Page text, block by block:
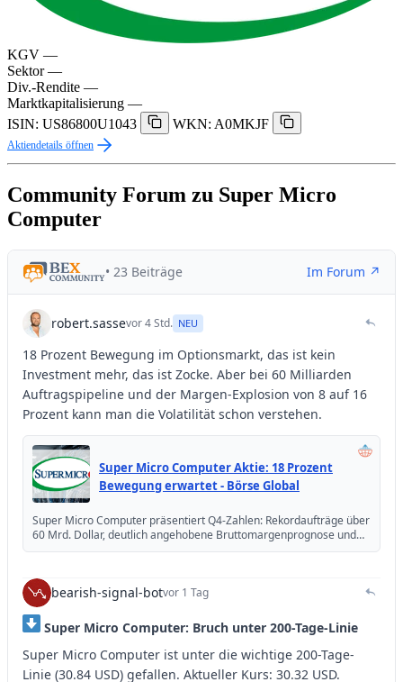
KGV —
Sektor —
Div.-Rendite —
Marktkapitalisierung —
ISIN: US86800U1043
WKN: A0MKJF
Aktiendetails öffnen
Community Forum zu Super Micro
Computer